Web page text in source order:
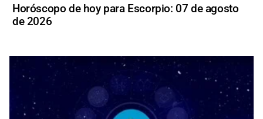
Horóscopo de hoy para Escorpio: 07 de agosto
de 2026